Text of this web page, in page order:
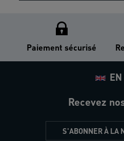
Paiement sécurisé
EN
Recevez
S'ABONNER À LA